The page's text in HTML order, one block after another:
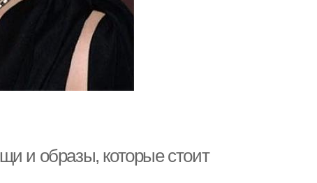
и образы, которые стоит